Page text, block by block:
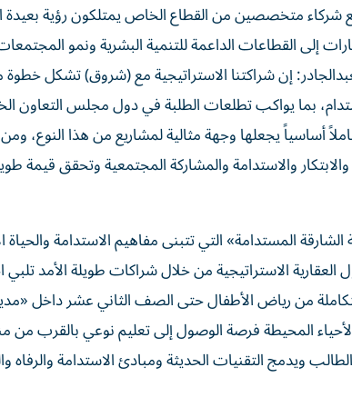
متخصصين من القطاع الخاص يمتلكون رؤية بعيدة
إلى القطاعات الداعمة للتنمية البشرية ونمو
إن شراكتنا الاستراتيجية مع (شروق) تشكل خطوة
بما يواكب تطلعات الطلبة في دول مجلس التعاون
أساسياً يجعلها وجهة مثالية لمشاريع من هذا النوع،
والاستدامة والمشاركة المجتمعية وتحقق قيمة
المستدامة» التي تتبنى مفاهيم الاستدامة والحياة
الاستراتيجية من خلال شراكات طويلة الأمد
من رياض الأطفال حتى الصف الثاني عشر داخل
المحيطة فرصة الوصول إلى تعليم نوعي بالقرب من
ويدمج التقنيات الحديثة ومبادئ الاستدامة والرفاه